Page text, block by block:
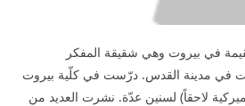
في بيروت وهي شقيقة المفكر
في مدينة القدس. درّست في كلّية بيروت
لاحقاً) لسنين عدّة. نشرت العديد من